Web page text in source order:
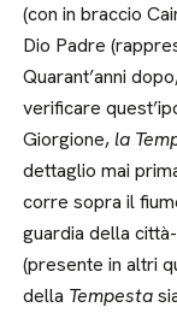
(con in braccio
Dio Padre
Quarant’anni
verificare
Giorgione,la
dettaglio mai
corre sopra il
guardia della
(presente in altri
della Tempesta